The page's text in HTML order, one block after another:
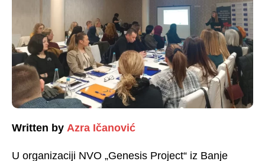
Written by Azra Ičanović
U organizaciji NVO „Genesis Project“ iz Banje